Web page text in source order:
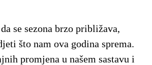
se sezona brzo približava,
što nam ova godina sprema.
promjena u našem sastavu i